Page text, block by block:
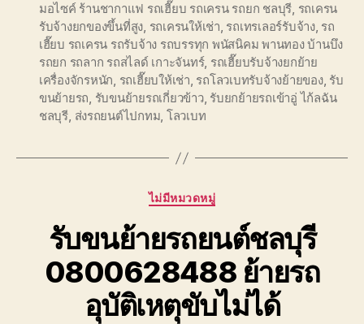
มอไซค์ ร้านชากาแฟ รถเฮี๊ยบ รถเครน รถยก ชลบุรี, รถเครน
รับจ้างยกของขึ้นที่สูง, รถเครนให้เช่า, รถเทรเลอร์รับจ้าง, รถ
เฮี๊ยบ รถเครน รถรับจ้าง รถบรรทุก พนัสนิคม พานทอง บ้านบึง
รถยก รถลาก รถสไลด์ เกาะจันทร์, รถเฮี๊ยบรับจ้างยกย้าย
เครื่องจักรหนัก, รถเฮี๊ยบให้เช่า, รถโลวเบทรับจ้างย้ายของ, รับ
ขนย้ายรถ, รับขนย้ายรถเกี่ยวข้าว, รับยกย้ายรถเข้าอู่ ไก้ลฉัน
ชลบุรี, ส่งรถยนต์ไปกทม, โลวเบท
Categories
ไม่มีหมวดหมู่
รับขนย้ายรถยนต์ชลบุรี
0800628488 ย้ายรถ
อุบัติเหตุขับไม่ได้